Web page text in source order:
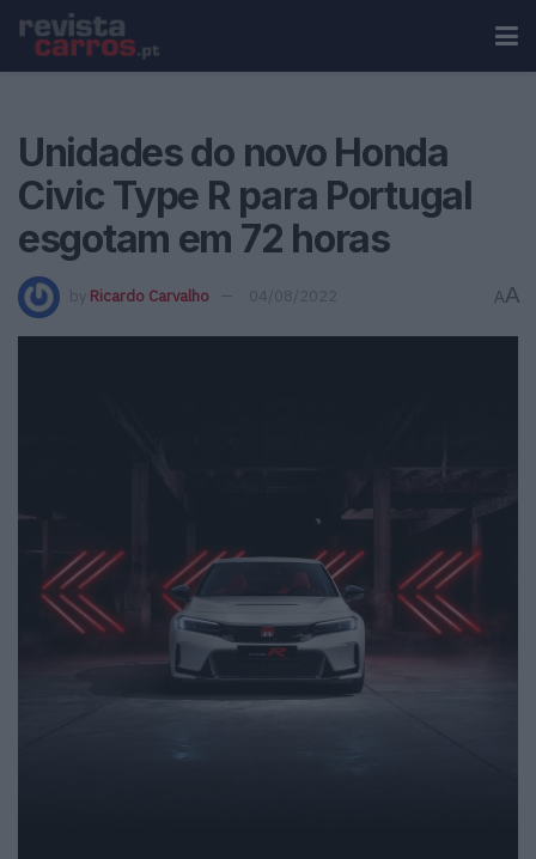
Unidades do novo Honda
Civic Type R para Portugal
esgotam em 72 horas
by Ricardo Carvalho 04/08/2022 AA